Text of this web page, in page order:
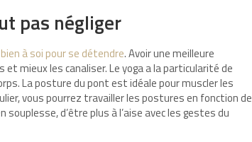
pas négliger
à soi pour se détendre. Avoir une meilleure
mieux les canaliser. Le yoga a la particularité de
La posture du pont est idéale pour muscler les
vous pourrez travailler les postures en fonction de
d’être plus à l’aise avec les gestes du